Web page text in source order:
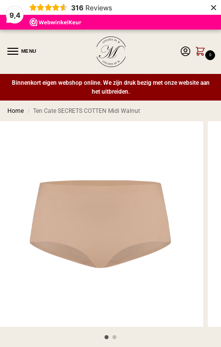
9,4
316 Reviews ×
MENU
0
Binnenkort eigen webshop online. We zijn druk bezig met onze website aan
het uitbreiden.
Home / Ten Cate SECRETS COTTEN Midi Walnut